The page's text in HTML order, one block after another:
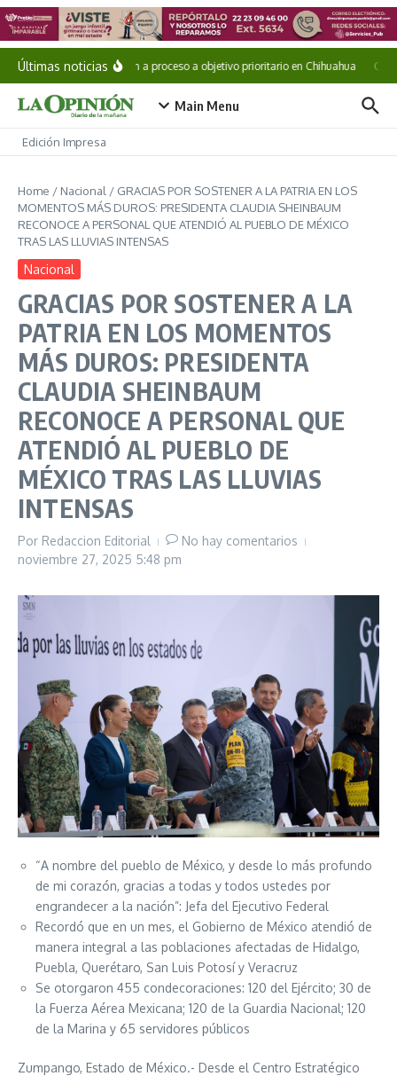
Saltar al contenido
Últimas noticiasVinculan a proceso a objetivo prioritario en Chihuahua Cae
Main Menu
Edición Impresa
Home / Nacional / GRACIAS POR SOSTENER A LA PATRIA EN LOS
MOMENTOS MÁS DUROS: PRESIDENTA CLAUDIA SHEINBAUM
RECONOCE A PERSONAL QUE ATENDIÓ AL PUEBLO DE MÉXICO
TRAS LAS LLUVIAS INTENSAS
Nacional
GRACIAS POR SOSTENER A LA
PATRIA EN LOS MOMENTOS
MÁS DUROS: PRESIDENTA
CLAUDIA SHEINBAUM
RECONOCE A PERSONAL QUE
ATENDIÓ AL PUEBLO DE
MÉXICO TRAS LAS LLUVIAS
INTENSAS
Por Redaccion Editorial
No hay comentarios
noviembre 27, 2025 5:48 pm
“A nombre del pueblo de México, y desde lo más profundo
de mi corazón, gracias a todas y todos ustedes por
engrandecer a la nación”: Jefa del Ejecutivo Federal
Recordó que en un mes, el Gobierno de México atendió de
manera integral a las poblaciones afectadas de Hidalgo,
Puebla, Querétaro, San Luis Potosí y Veracruz
Se otorgaron 455 condecoraciones: 120 del Ejército; 30 de
la Fuerza Aérea Mexicana; 120 de la Guardia Nacional; 120
de la Marina y 65 servidores públicos
Zumpango, Estado de México.- Desde el Centro Estratégico